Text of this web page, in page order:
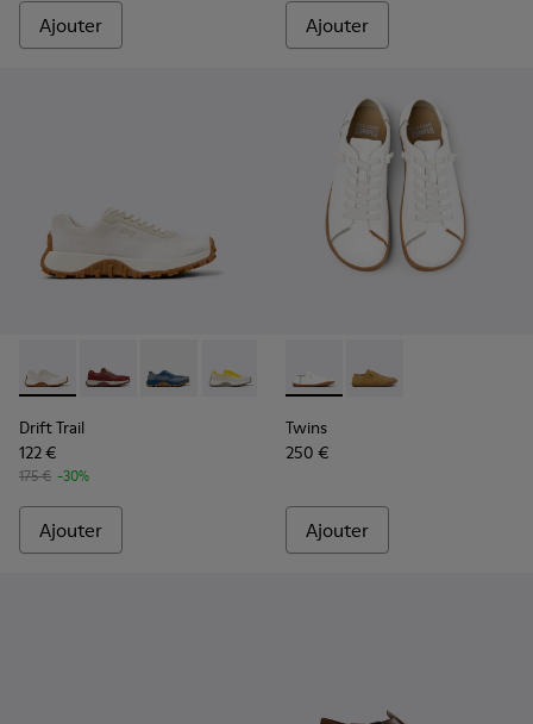
Ajouter Ajouter
Drift Trail - K201872-001 - Baskets beiges en matériaux
Drift Trail - K201872-006
Drift Trail - K201872-004
Drift Trail - K201872-003
Drift Trail
122 €
175 € -30%
Ajouter
Twins - K201928-003 -
Twins - K201928-002
Twins
250 €
Ajouter